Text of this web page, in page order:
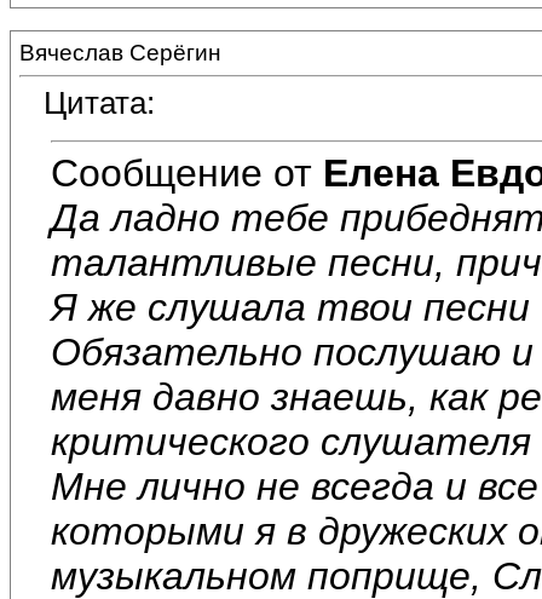
Вячеслав Серёгин
Цитата:
Сообщение от Елена
Да ладно тебе
талантливые песни,
Я же слушала твои песни
Обязательно послушаю
меня давно знаешь, как
критического
Мне лично не всегда и
которыми я в дружеских
музыкальном поприще,